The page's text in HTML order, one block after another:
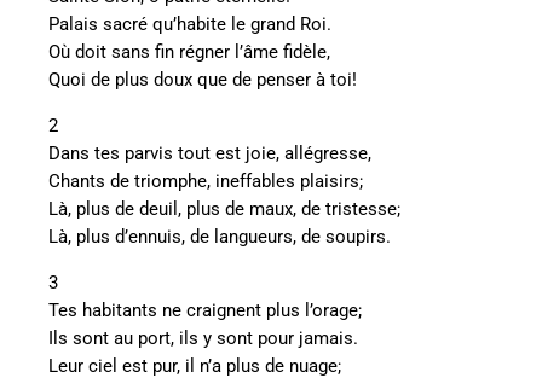
Palais sacré qu’habite le grand Roi.
Où doit sans fin régner l’âme fidèle,
Quoi de plus doux que de penser à toi!
2
Dans tes parvis tout est joie, allégresse,
Chants de triomphe, ineffables plaisirs;
Là, plus de deuil, plus de maux, de tristesse;
Là, plus d’ennuis, de langueurs, de soupirs.
3
Tes habitants ne craignent plus l’orage;
Ils sont au port, ils y sont pour jamais.
Leur ciel est pur, il n’a plus de nuage;